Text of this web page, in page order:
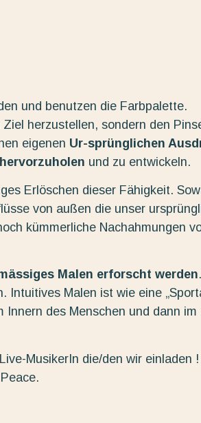
und benutzen die Farbpalette.
herzustellen, sondern den
eigenen Ur-sprünglichen
und zu entwickeln.
Erlöschen dieser Fähigkeit.
von außen die unser
kümmerliche Nachahmungen
Malen erforscht werden
Malen ist wie eine
des Menschen und dann im
MusikerIn die/den wir einladen !